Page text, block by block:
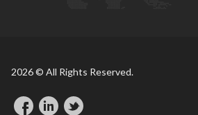
2026 © All Rights Reserved.